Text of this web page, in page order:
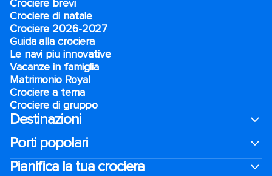
Crociere brevi​
Crociere di natale​
Crociere 2026-2027
Guida alla crociera
Le navi piu innovative
Vacanze in famiglia
Matrimonio Royal
Crociere a tema
Crociere di gruppo
Destinazioni
Porti popolari
Pianifica la tua crociera